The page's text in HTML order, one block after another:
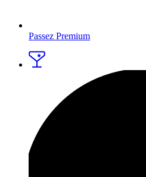
Passez Premium